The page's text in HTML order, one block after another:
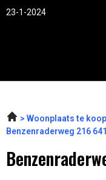
23-1-2024
Woonplaats te koop
Benzenraderweg 216